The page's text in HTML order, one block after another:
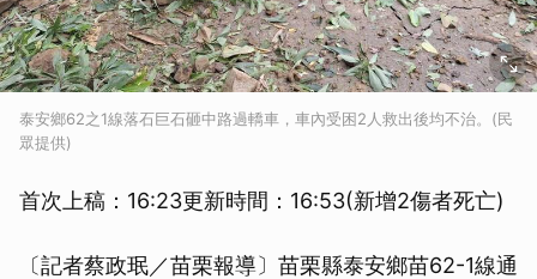
泰安鄉62之1線落石巨石砸中路過轎車，車內受困2人救出後均不治。(民
眾提供)
首次上稿：16:23更新時間：16:53(新增2傷者死亡)
〔記者蔡政珉／苗栗報導〕苗栗縣泰安鄉苗62-1線通